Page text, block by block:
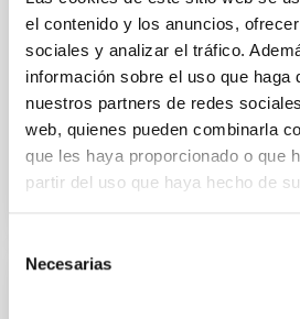
el contenido y los anuncios,
sociales y analizar el tráfico.
información sobre el uso que haga
nuestros partners de redes
web, quienes pueden combinarla
que les haya proporcionado o que
partir del uso que haya hecho de
Necesarias
Smith, Cole et al.
Fecha de publicación: 6 2026
BIBCODE